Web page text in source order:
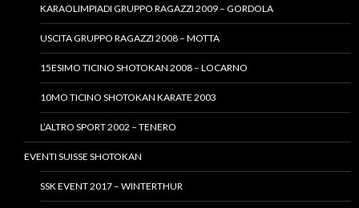
KARAOLIMPIADI GRUPPO RAGAZZI 2009 – GORDOLA
USCITA GRUPPO RAGAZZI 2008 – MOTTA
15ESIMO TICINO SHOTOKAN 2008 – LOCARNO
10MO TICINO SHOTOKAN KARATE 2003
L’ALTRO SPORT 2002 – TENERO
EVENTI SUISSE SHOTOKAN
SSK EVENT 2017 – WINTERTHUR